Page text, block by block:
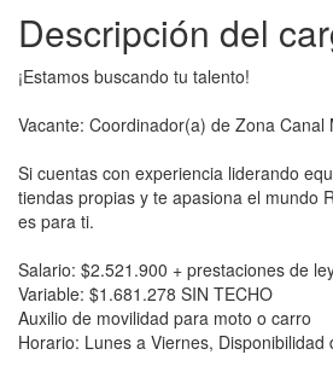
Descripción del
¡Estamos buscando tu talento!
Vacante: Coordinador(a) de Zona Canal
Si cuentas con experiencia liderando
tiendas propias y te apasiona el mundo
es para ti.
Salario: $2.521.900 + prestaciones de
Variable: $1.681.278 SIN TECHO
Auxilio de movilidad para moto o carro
Horario: Lunes a Viernes, Disponibilidad